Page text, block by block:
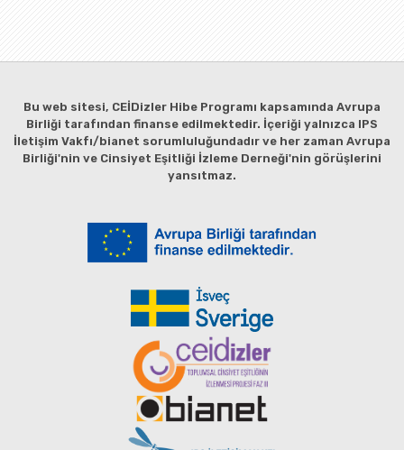
Bu web sitesi, CEİDizler Hibe Programı kapsamında Avrupa
Birliği tarafından finanse edilmektedir. İçeriği yalnızca IPS
İletişim Vakfı/bianet sorumluluğundadır ve her zaman Avrupa
Birliği'nin ve Cinsiyet Eşitliği İzleme Derneği'nin görüşlerini
yansıtmaz.